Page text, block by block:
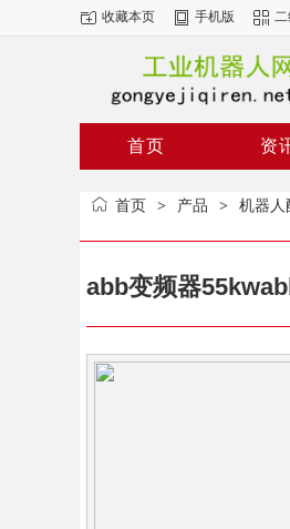
收藏本页 手机版
首页 资
首页 > 产品 > 机器人
abb变频器